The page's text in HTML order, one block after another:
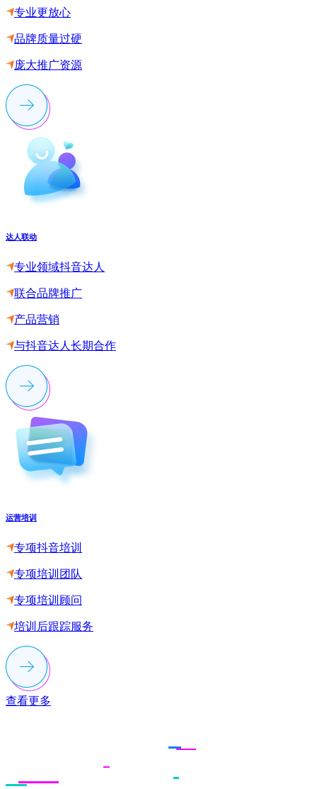
专业更放心
品牌质量过硬
庞大推广资源
达人联动
专业领域抖音达人
联合品牌推广
产品营销
与抖音达人长期合作
运营培训
专项抖音培训
专项培训团队
专项培训顾问
培训后跟踪服务
查看更多